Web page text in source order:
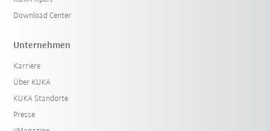
Download Center
Unternehmen
Karriere
Über KUKA
KUKA Standorte
Presse